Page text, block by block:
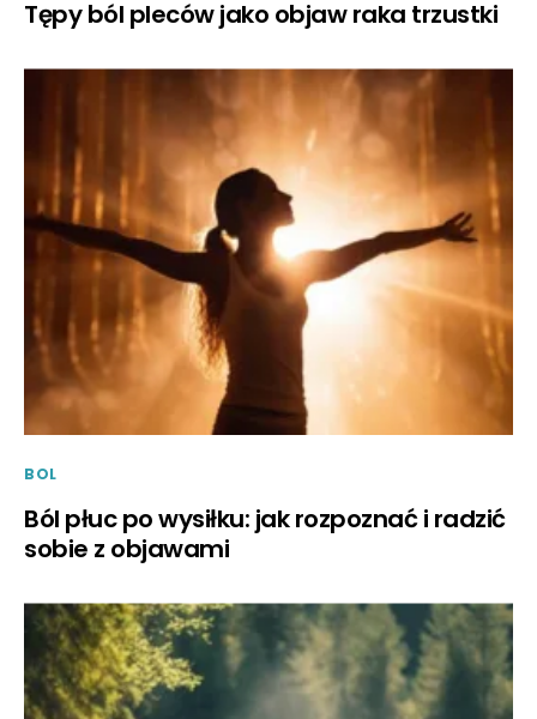
Tępy ból pleców jako objaw raka trzustki
BOL
Ból płuc po wysiłku: jak rozpoznać i radzić
sobie z objawami